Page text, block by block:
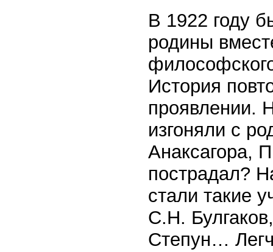
В 1922 году
родины
История
проявлении.
изгоняли с
Анаксагора,
пострадал?
стали такие
С.Н.
Степун…